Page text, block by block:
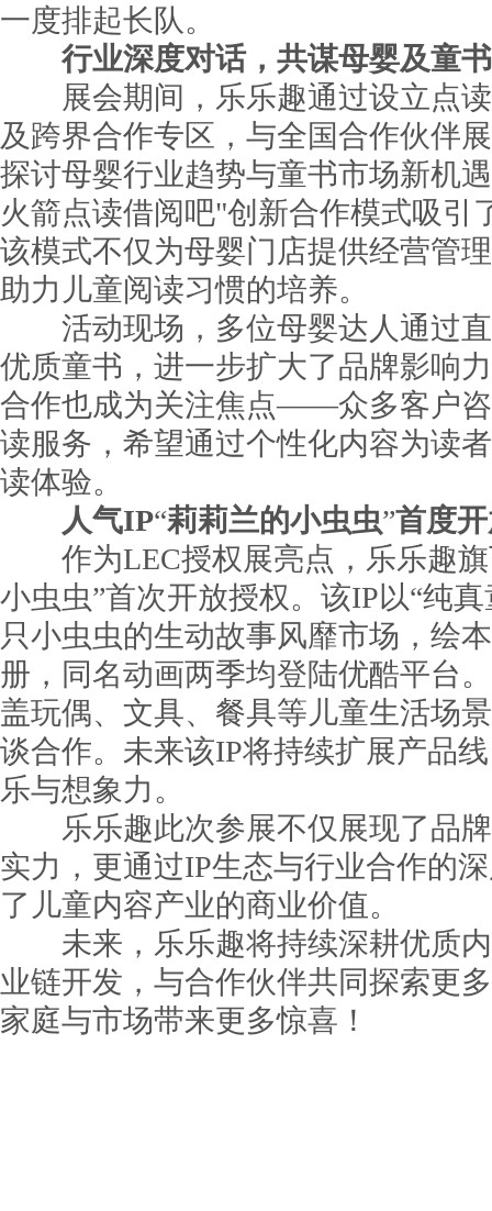
一度排起长队。
行业深度对话， 共谋母婴及童书
展会期间，乐乐趣通过设立点读
及跨界合作专区，与全国合作伙伴
探讨母婴行业趋势与童书市场新机
火箭点读借阅吧"创新合作模式吸引
该模式不仅为母婴门店提供经营管
助力儿童阅读习惯的培养。
活动现场，多位母婴达人通过直
优质童书，进一步扩大了品牌影响
合作也成为关注焦点——众多客户
读服务，希望通过个性化内容为读
读体验。
人气IP“莉莉兰的小虫虫”首度
作为LEC授权展亮点，乐乐趣旗
小虫虫”首次开放授权。该IP以“纯
只小虫虫的生动故事风靡市场，绘
册，同名动画两季均登陆优酷平台
盖玩偶、文具、餐具等儿童生活场
谈合作。未来该IP将持续扩展产品
乐与想象力。
乐乐趣此次参展不仅展现了品牌
实力，更通过IP生态与行业合作的
了儿童内容产业的商业价值。
未来，乐乐趣将持续深耕优质内
业链开发，与合作伙伴共同探索更
家庭与市场带来更多惊喜！